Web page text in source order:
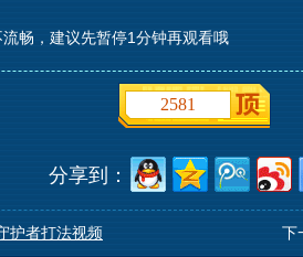
畅，建议先暂停1分钟再观看哦
2581
分享到：
护者打法视频 下